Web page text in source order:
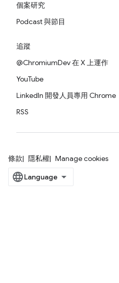
個案研究
Podcast 與節目
追蹤
@ChromiumDev 在 X 上運作
YouTube
LinkedIn 開發人員專用 Chrome
RSS
條款 隱私權 Manage cookies